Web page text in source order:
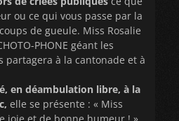
ou ce qui vous passe par la
de gueule. Miss Rosalie
PHONE géant les
partagera à la cantonade et à
en déambulation libre, à la
elle se présente : « Miss